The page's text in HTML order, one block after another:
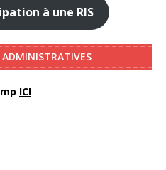
à une RIS
ICI